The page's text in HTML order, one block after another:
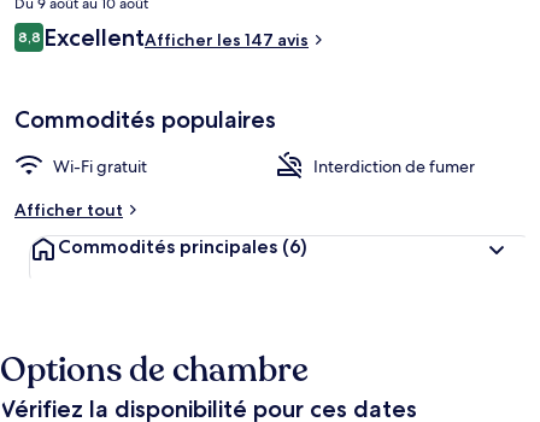
de 59 $ CA
Avis
8,88,8 sur 10 –
ExcellentAfficher les 147 avis
Commodités populaires
Wi-Fi gratuit
Interdiction de fumer
Afficher tout
Commodités principales (6)
Options de chambre
Vérifiez la disponibilité pour ces dates